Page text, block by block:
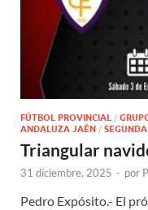
FÚTBOL PROVINCIAL /
ANDALUZA JAÉN /
Triangular
31 diciembre, 2025 - por
Pedro Expósito.- El